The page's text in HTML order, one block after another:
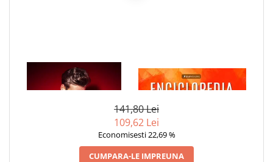
1 x PRINTUL AMERICII
1 x ENCICLOPEDIA
CRISTALELOR
141,80 Lei
109,62 Lei
Economisesti 22,69 %
CUMPARA-LE IMPREUNA